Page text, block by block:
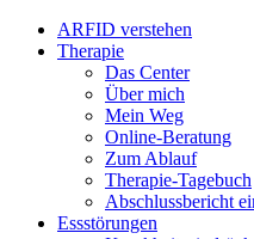
ARFID verstehen
Therapie
Das Center
Über mich
Mein Weg
Online-Beratung
Zum Ablauf
Therapie-Tagebuch
Abschlussbericht
Essstörungen